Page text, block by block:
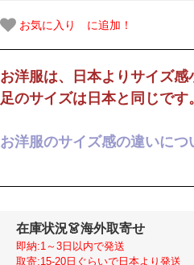
お気に入り に追加！
お洋服は、日本よりサイズ
足のサイズは日本と同じです。
お洋服のサイズ感の違いにつ
在庫状況👗海外取寄せ
即納:1～3日以内で発送
取寄:15-20日ぐらいで日本より発送